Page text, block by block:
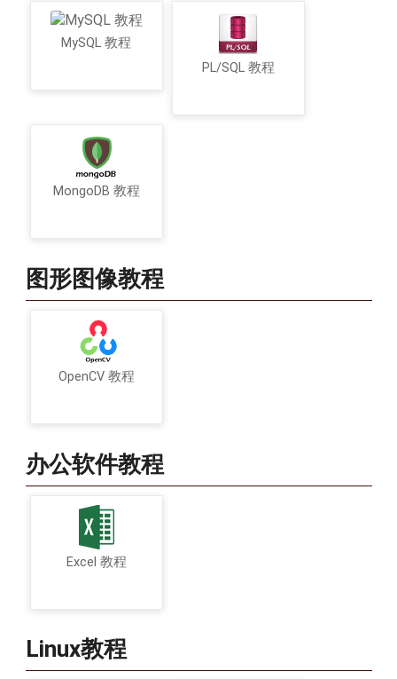
MySQL 教程
PL/SQL 教程
MongoDB 教程
图形图像教程
OpenCV 教程
办公软件教程
Excel 教程
Linux教程